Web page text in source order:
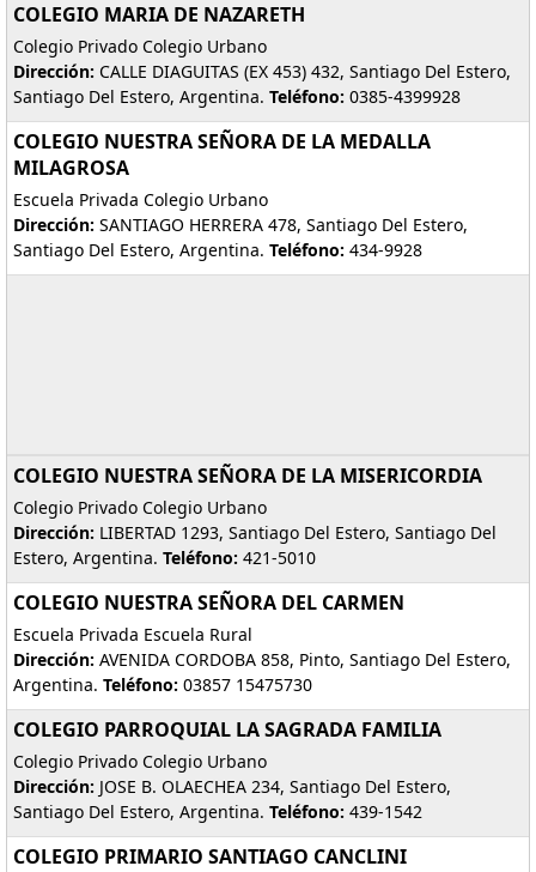
COLEGIO MARIA DE NAZARETH
Colegio Privado Colegio Urbano
Dirección: CALLE DIAGUITAS (EX 453) 432, Santiago Del Estero,
Santiago Del Estero, Argentina. Teléfono: 0385-4399928
COLEGIO NUESTRA SEÑORA DE LA MEDALLA
MILAGROSA
Escuela Privada Colegio Urbano
Dirección: SANTIAGO HERRERA 478, Santiago Del Estero,
Santiago Del Estero, Argentina. Teléfono: 434-9928
COLEGIO NUESTRA SEÑORA DE LA MISERICORDIA
Colegio Privado Colegio Urbano
Dirección: LIBERTAD 1293, Santiago Del Estero, Santiago Del
Estero, Argentina. Teléfono: 421-5010
COLEGIO NUESTRA SEÑORA DEL CARMEN
Escuela Privada Escuela Rural
Dirección: AVENIDA CORDOBA 858, Pinto, Santiago Del Estero,
Argentina. Teléfono: 03857 15475730
COLEGIO PARROQUIAL LA SAGRADA FAMILIA
Colegio Privado Colegio Urbano
Dirección: JOSE B. OLAECHEA 234, Santiago Del Estero,
Santiago Del Estero, Argentina. Teléfono: 439-1542
COLEGIO PRIMARIO SANTIAGO CANCLINI